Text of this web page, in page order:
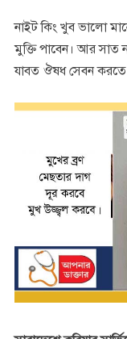
নাইট কিং খুব ভালো
মুক্তি পাবেন। আর সাত
যাবত ঔষধ সেবন করতে